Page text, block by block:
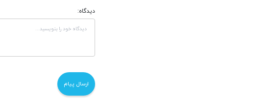
دیدگاه: